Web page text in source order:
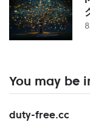
You may be
duty-free.cc